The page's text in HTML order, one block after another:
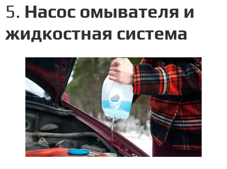
5. Насос омывателя и
жидкостная система